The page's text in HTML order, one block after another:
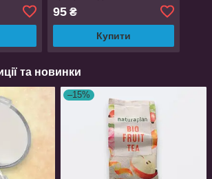
2
95₴
Купити
та новинки
–15%